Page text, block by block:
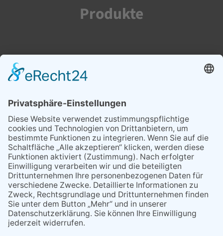
Produkte
Speichersysteme
Wallboxen
Wärmepumpen
Addressdaten
EVO Baumanagement GmbH
Waldstraße 15